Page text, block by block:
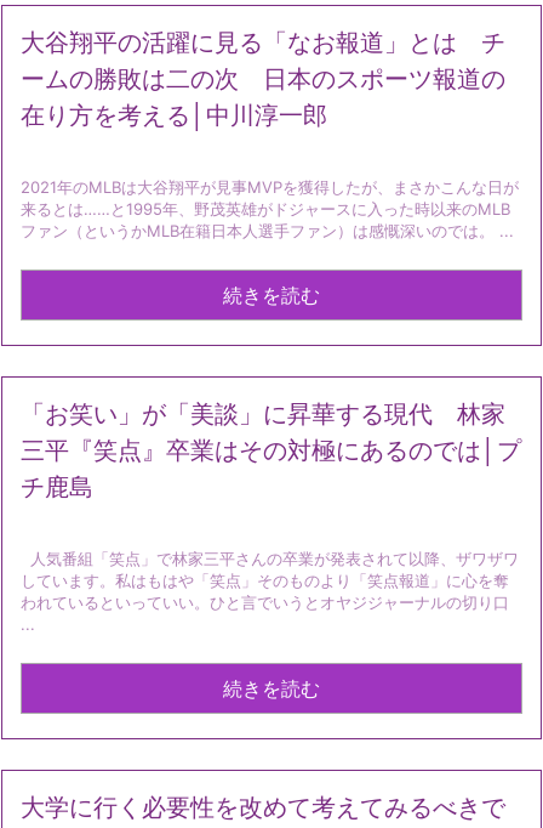
大谷翔平の活躍に見る「なお報道」とは チ
ームの勝敗は二の次 日本のスポーツ報道の
在り方を考える│中川淳一郎
2021年のMLBは大谷翔平が見事MVPを獲得したが、まさかこんな日が
来るとは……と1995年、野茂英雄がドジャースに入った時以来のMLB
ファン（というかMLB在籍日本人選手ファン）は感慨深いのでは。 ...
続きを読む
「お笑い」が「美談」に昇華する現代 林家
三平『笑点』卒業はその対極にあるのでは│プ
チ鹿島
人気番組「笑点」で林家三平さんの卒業が発表されて以降、ザワザワ
しています。私はもはや「笑点」そのものより「笑点報道」に心を奪
われているといっていい。ひと言でいうとオヤジジャーナルの切り口
...
続きを読む
大学に行く必要性を改めて考えてみるべきで